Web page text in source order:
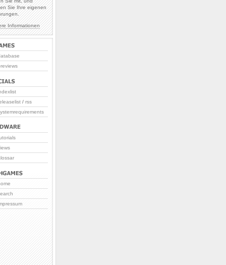
Sie Ihre eigenen
Informationen
/ rss